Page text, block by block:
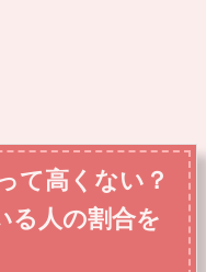
て高くない？
る人の割合を